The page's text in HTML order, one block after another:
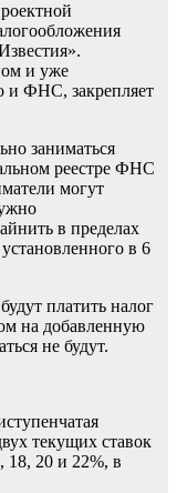
и уже
и ФНС, закрепляет
заниматься
реестре ФНС
могут
в пределах
в 6
платить налог
на добавленную
не будут.
текущих ставок
18, 20 и 22%, в